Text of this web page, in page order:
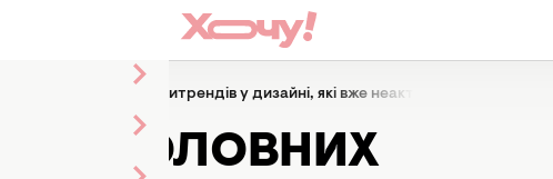
5 головних антитрендів у дизайні, які вже неактуальні у 2026 році
5 ГОЛОВНИХ